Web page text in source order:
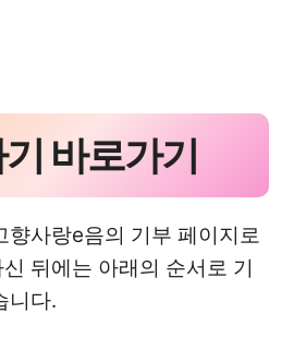
바로가기
향사랑e음의 기부 페이지로
뒤에는 아래의 순서로 기
니다.